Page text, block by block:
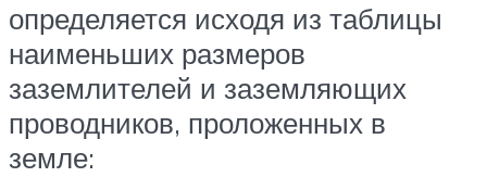
определяется исходя из таблицы
наименьших размеров
заземлителей и заземляющих
проводников, проложенных в
земле: